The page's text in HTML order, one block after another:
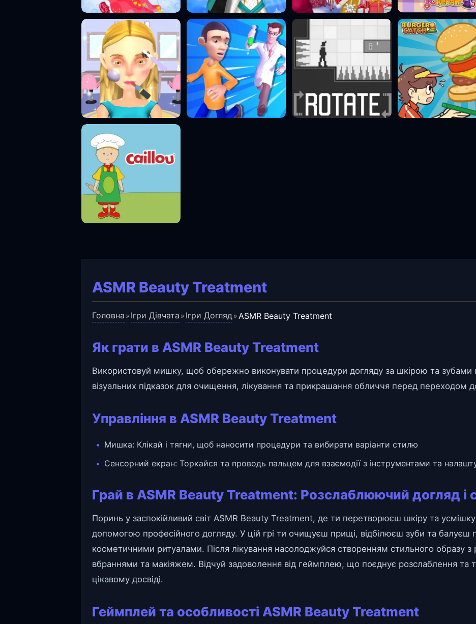
ASMR Beauty Treatment
Головна » Ігри Дівчата » Ігри Догляд» ASMR Beauty Treatment
Як грати в ASMR Beauty Treatment
Використовуй мишку, щоб обережно виконувати процедури догляду за шкірою та зубами
візуальних підказок для очищення, лікування та прикрашання обличчя перед переходом до
Управління в ASMR Beauty Treatment
Мишка: Клікай і тягни, щоб наносити процедури та вибирати варіанти стилю
Сенсорний екран: Торкайся та проводь пальцем для взаємодії з інструментами та
Грай в ASMR Beauty Treatment: Розслаблюючий догляд і
Поринь у заспокійливий світ ASMR Beauty Treatment, де ти перетворюєш шкіру та усмішку
допомогою професійного догляду. У цій грі ти очищуєш прищі, відбілюєш зуби та балуєш
косметичними ритуалами. Після лікування насолоджуйся створенням стильного образу
вбраннями та макіяжем. Відчуй задоволення від геймплею, що поєднує розслаблення та
цікавому досвіді.
Геймплей та особливості ASMR Beauty Treatment